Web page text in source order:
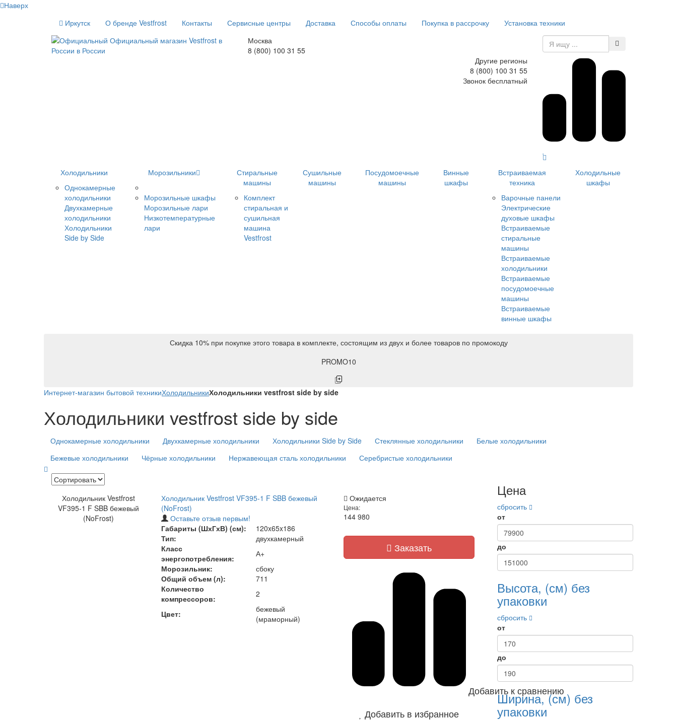
Наверх
Иркутск
О бренде Vestfrost Контакты Сервисные центры Доставка Способы оплаты Покупка в рассрочку
Установка техники
Москва
8 (800) 100 31 55
Другие регионы
8 (800) 100 31 55
Звонок бесплатный
Холодильники
Однокамерные
холодильники
Двухкамерные
холодильники
Холодильники
Side by Side
Морозильники
Морозильные шкафы
Морозильные лари
Низкотемпературные
лари
Стиральные
машины
Комплект
стиральная и
сушильная
машина
Vestfrost
Сушильные
машины
Посудомоечные
машины
Винные
шкафы
Встраиваемая
техника
Варочные панели
Электрические
духовые шкафы
Встраиваемые
стиральные
машины
Встраиваемые
холодильники
Встраиваемые
посудомоечные
машины
Встраиваемые
винные шкафы
Холодильные
шкафы
Скидка 10% при покупке этого товара в комплекте, состоящим из двух и более товаров по промокоду
PROMO10
Интернет-магазин бытовой техникиХолодильникиХолодильники vestfrost side by side
Холодильники vestfrost side by side
Однокамерные холодильники Двухкамерные холодильники Холодильники Side by Side Стеклянные холодильники
Белые холодильники
Бежевые холодильники
Чёрные холодильники Нержавеющая сталь холодильники Серебристые холодильники
Холодильник Vestfrost
VF395-1 F SBB бежевый
(NoFrost)
Холодильник Vestfrost VF395-1 F SBB бежевый
(NoFrost)
Оставьте отзыв первым!
Габариты (ШхГхВ) (см):
120x65x186
Тип:
двухкамерный
Класс
энергопотребления:
А+
Морозильник:
сбоку
Общий объем (л):
711
Количество
компрессоров:
2
Цвет:
бежевый
(мраморный)
Ожидается
Цена:
144 980
Заказать
Добавить к сравнению
Добавить в избранное
Цена
сбросить
от
до
Высота, (см) без
упаковки
сбросить
от
до
Ширина, (см) без
упаковки